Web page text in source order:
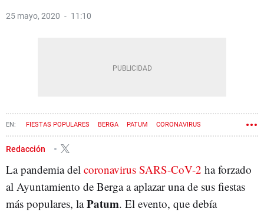
25 mayo, 2020 11:10
FIESTAS POPULARES BERGA PATUM CORONAVIRUS
Redacción
La pandemia del coronavirus SARS-CoV-2 ha forzado
al Ayuntamiento de Berga a aplazar una de sus fiestas
más populares, laPatum. El evento, que debía